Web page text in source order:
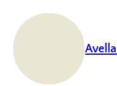
contenido